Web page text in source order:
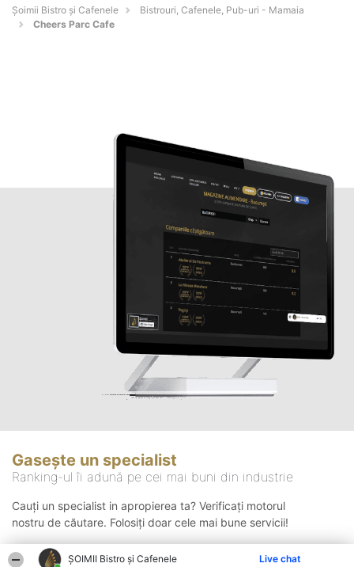
ȘOIMII Bistro și Cafenele Live chat
Șoimii Bistro și Cafenele
Bistrouri, Cafenele, Pub-uri - Mamaia
Cheers Parc Cafe
Gasește un specialist
Ranking-ul îi adună pe cei mai buni din industrie
Cauți un specialist in apropierea ta? Verificați motorul
nostru de căutare. Folosiți doar cele mai bune servicii!